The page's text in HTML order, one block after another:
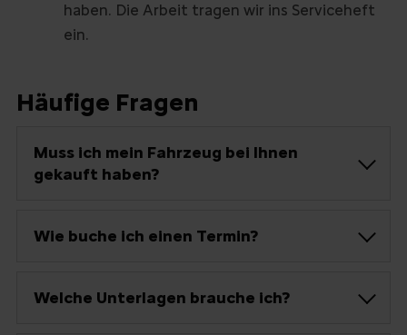
haben. Die Arbeit tragen wir ins Serviceheft
ein.
Häufige Fragen
Muss ich mein Fahrzeug bei Ihnen
gekauft haben?
Wie buche ich einen Termin?
Welche Unterlagen brauche ich?